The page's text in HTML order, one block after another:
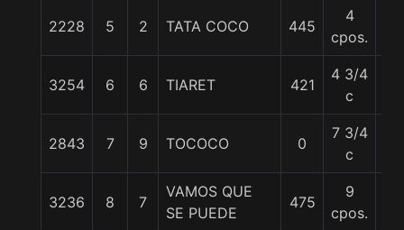
2228 5 2 TATA COCO 445
4
cpos.
3254 6 6 TIARET 421
4 3/4
c
2843 7 9 TOCOCO 0
7 3/4
c
3236 8 7
VAMOS QUE
SE PUEDE
475
9
cpos.